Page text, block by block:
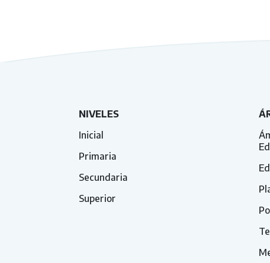
NIVELES
Inicial
Primaria
Secundaria
Superior